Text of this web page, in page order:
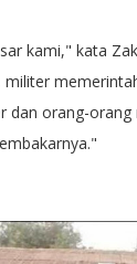
kami," kata
militer
dan orang-orang